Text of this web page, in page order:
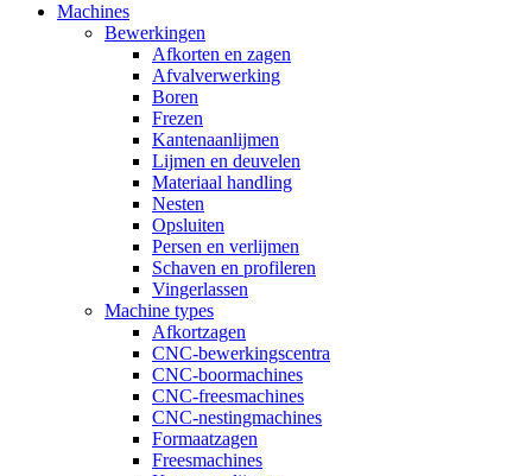
Machines
Bewerkingen
Afkorten en zagen
Afvalverwerking
Boren
Frezen
Kantenaanlijmen
Lijmen en deuvelen
Materiaal handling
Nesten
Opsluiten
Persen en verlijmen
Schaven en profileren
Vingerlassen
Machine types
Afkortzagen
CNC-bewerkingscentra
CNC-boormachines
CNC-freesmachines
CNC-nestingmachines
Formaatzagen
Freesmachines